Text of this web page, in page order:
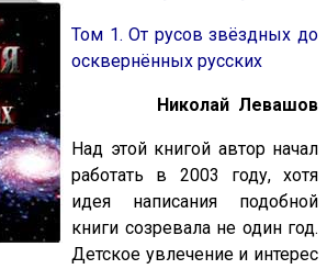
Том 1. От русов звёздных до
осквернённых русских
Николай Левашов
Над этой книгой автор начал
работать в 2003 году, хотя
идея написания подобной
книги созревала не один год.
Детское увлечение и интерес